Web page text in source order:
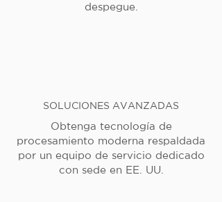
despegue.
SOLUCIONES AVANZADAS
Obtenga tecnología de
procesamiento moderna respaldada
por un equipo de servicio dedicado
con sede en EE. UU.